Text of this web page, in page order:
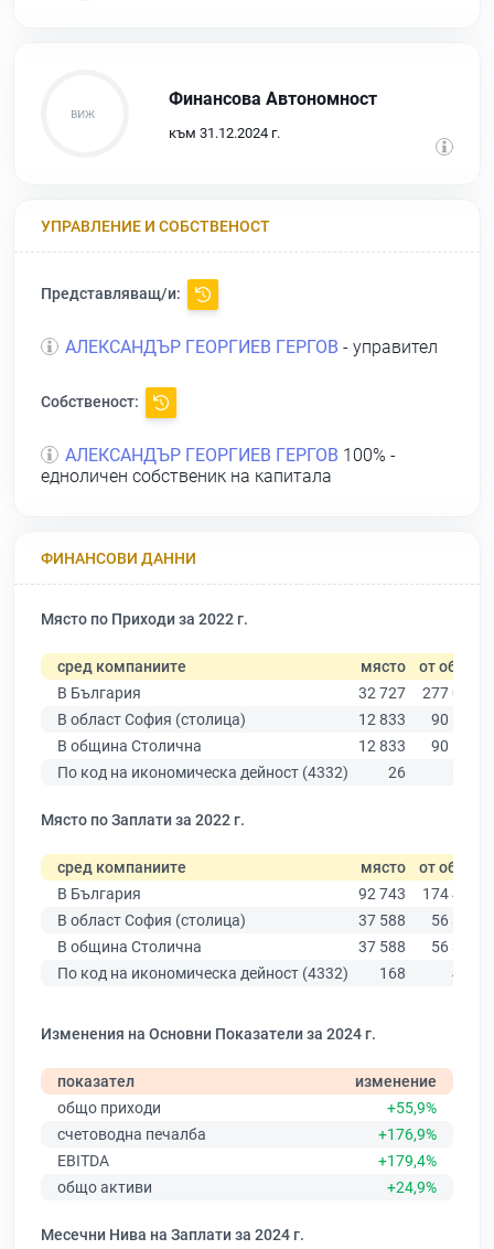
Финансова Автономност
към 31.12.2024 г.
УПРАВЛЕНИЕ И СОБСТВЕНОСТ
Представляващ/и:
АЛЕКСАНДЪР ГЕОРГИЕВ ГЕРГОВ - управител
Собственост:
АЛЕКСАНДЪР ГЕОРГИЕВ ГЕРГОВ 100% -
едноличен собственик на капитала
ФИНАНСОВИ ДАННИ
Място по Приходи за 2022 г.
сред компаниите място от общо
В България
32 727
277 019
В област София (столица)
12 833
90 178
В община Столична
12 833
90 178
По код на икономическа дейност (4332)
26
Място по Заплати за 2022 г.
сред компаниите място от общо
В България
92 743
174 403
В област София (столица)
37 588
56 378
В община Столична
37 588
56 378
По код на икономическа дейност (4332)
168 439
Изменения на Основни Показатели за 2024 г.
показател
изменение
общо приходи
+55,9%
счетоводна печалба
+176,9%
EBITDA
+179,4%
общо активи
+24,9%
Месечни Нива на Заплати за 2024 г.